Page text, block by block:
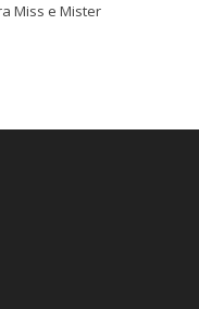
Miss e Mister